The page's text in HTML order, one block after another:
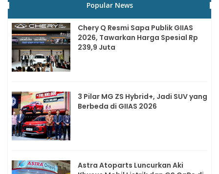
Popular News
Chery Q Resmi Sapa Publik GIIAS
2026, Tawarkan Harga Spesial Rp
239,9 Juta
3 Pilar MG ZS Hybrid+, Jadi SUV yang
Berbeda di GIIAS 2026
Astra Atoparts Luncurkan Aki